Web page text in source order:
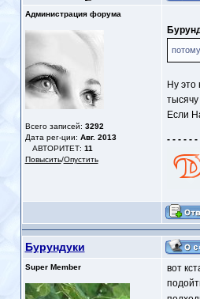
Администрация форума
Всего записей: 3292
Дата рег-ции: Авг. 2013
АВТОРИТЕТ: 11
Повысить/Опустить
Ну это
Если
- - - - - -
Бурундуки
Super Member
вот